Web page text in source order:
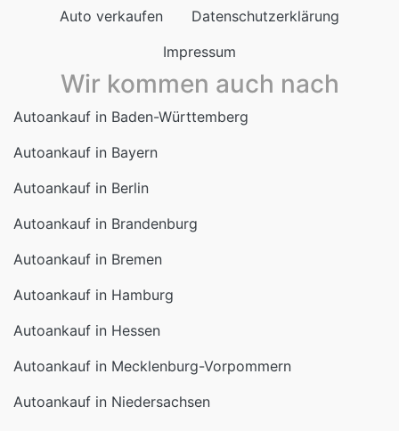
Impressum
Wir kommen auch nach
Autoankauf in Baden-Württemberg
Autoankauf in Bayern
Autoankauf in Berlin
Autoankauf in Brandenburg
Autoankauf in Bremen
Autoankauf in Hamburg
Autoankauf in Hessen
Autoankauf in Mecklenburg-Vorpommern
Autoankauf in Niedersachsen
Autoankauf in Nordrhein-Westfalen